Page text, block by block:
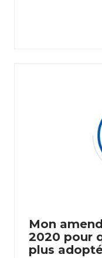
Mon
2020 pour
plus